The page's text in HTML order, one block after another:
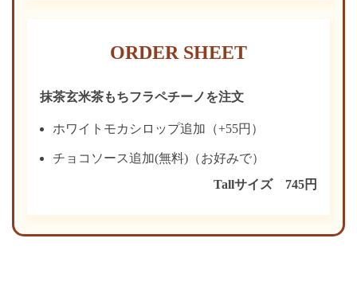
ORDER SHEET
抹茶玄米茶もちフラペチーノを注文
ホワイトモカシロップ追加（+55円）
チョコソース追加(無料)（お好みで）
Tallサイズ 745円